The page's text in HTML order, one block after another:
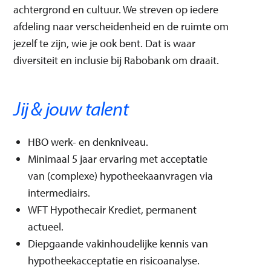
achtergrond en cultuur. We streven op iedere
afdeling naar verscheidenheid en de ruimte om
jezelf te zijn, wie je ook bent. Dat is waar
diversiteit en inclusie bij Rabobank om draait.
Jij & jouw talent
HBO werk- en denkniveau.
Minimaal 5 jaar ervaring met acceptatie
van (complexe) hypotheekaanvragen via
intermediairs.
WFT Hypothecair Krediet, permanent
actueel.
Diepgaande vakinhoudelijke kennis van
hypotheekacceptatie en risicoanalyse.